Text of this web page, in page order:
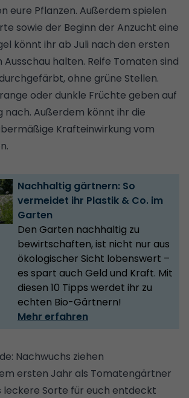
eure Pflanzen. Außerdem spielen
sowie der Beginn der Anzucht eine
könnt ihr ab Juli nach den ersten
halten. Reife Tomaten sind
ohne grüne Stellen.
oder dunkle Früchte geben auf
nach. Außerdem könnt ihr die
Krafteinwirkung vom
Nachhaltig gärtnern: So
vermeidet ihr Plastik & Co. im
Garten
Den Garten nachhaltig zu
bewirtschaften, ist nicht nur aus
ökologischer Sicht lobenswert –
es spart auch Geld und Kraft. Mit
diesen 10 Tipps werdet ihr zu
echten Bio-Gärtnern!
Mehr erfahren
Nachwuchs ziehen
ersten Jahr als Tomatengärtner
leckere Sorte für euch entdeckt